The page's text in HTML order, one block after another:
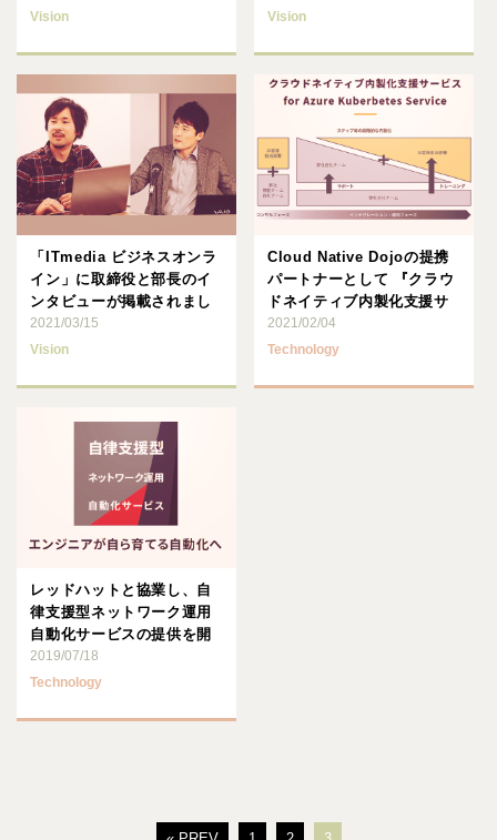
Vision
Vision
「ITmedia ビジネスオンラ
イン」に取締役と部長のイ
ンタビューが掲載されまし
た
2021/03/15
Vision
Cloud Native Dojoの提携
パートナーとして 『クラウ
ドネイティブ内製化支援サ
ービス f･･･
2021/02/04
Technology
レッドハットと協業し、自
律支援型ネットワーク運用
自動化サービスの提供を開
始します
2019/07/18
Technology